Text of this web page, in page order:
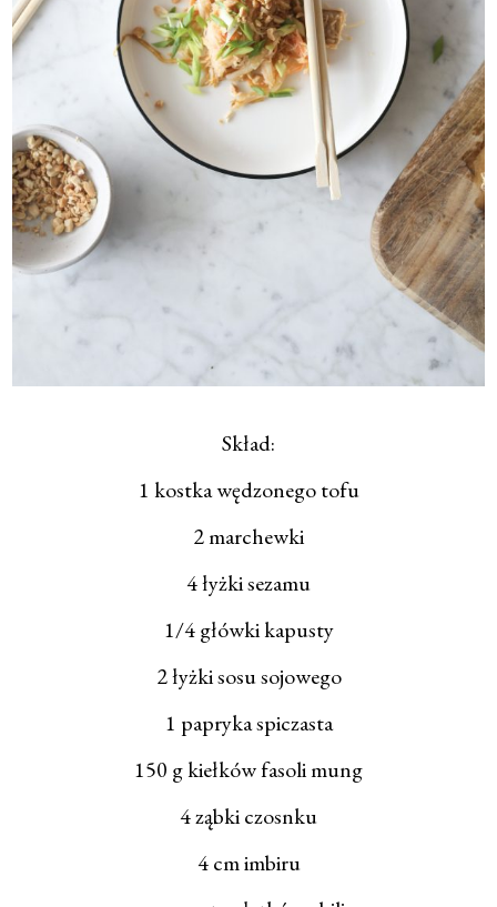
Skład:
1 kostka wędzonego tofu
2 marchewki
4 łyżki sezamu
1/4 główki kapusty
2 łyżki sosu sojowego
1 papryka spiczasta
150 g kiełków fasoli mung
4 ząbki czosnku
4 cm imbiru